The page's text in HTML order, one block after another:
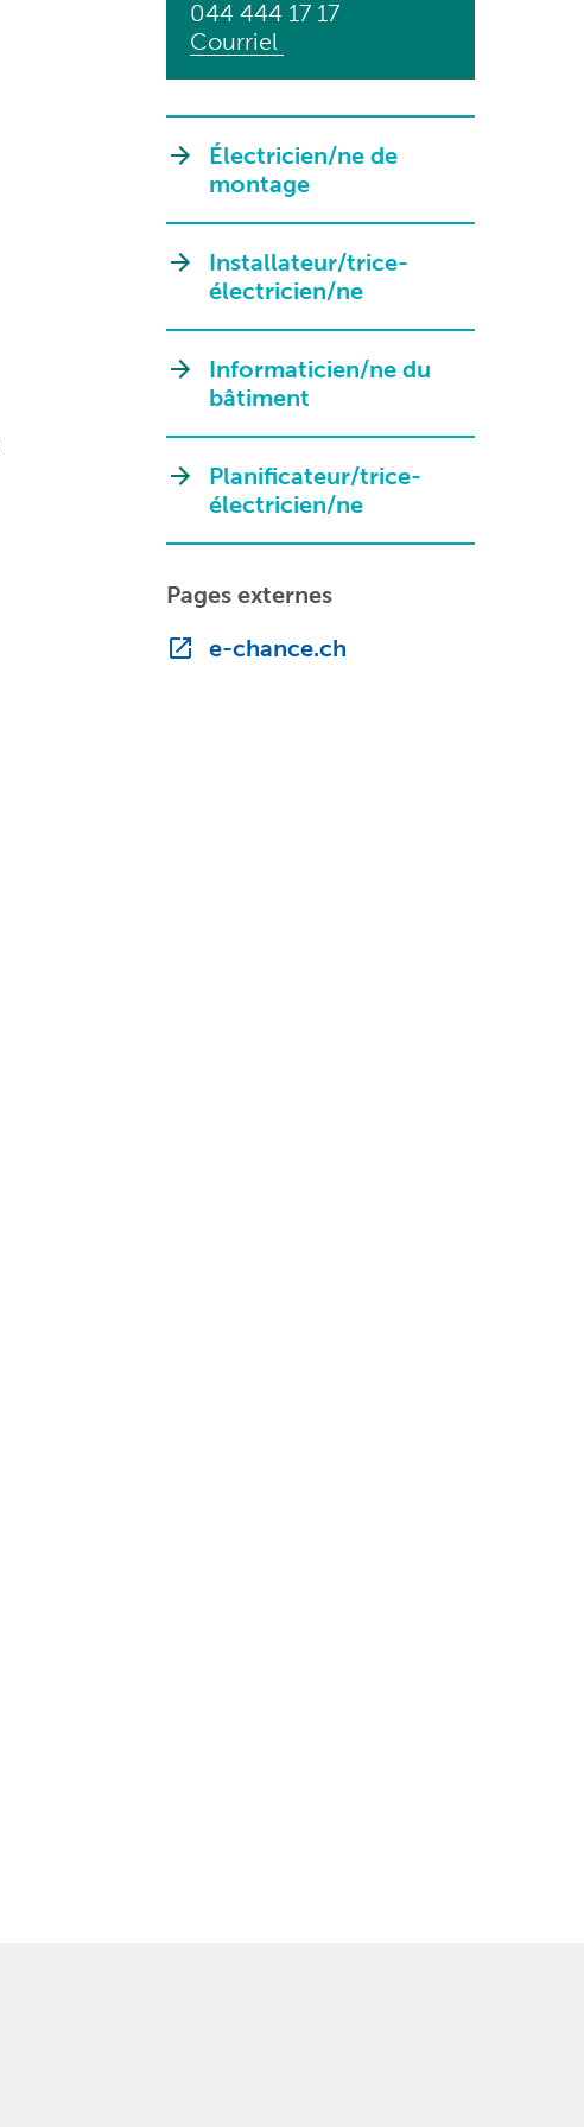
044 444 17 17
Courriel
Électricien/ne de
montage
Installateur/trice-
électricien/ne
Informaticien/ne du
bâtiment
Planificateur/trice-
électricien/ne
Pages externes
e-chance.ch